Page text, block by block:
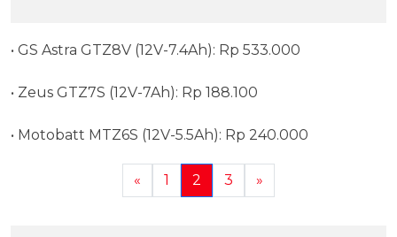
• GS Astra GTZ8V (12V-7.4Ah): Rp 533.000
• Zeus GTZ7S (12V-7Ah): Rp 188.100
• Motobatt MTZ6S (12V-5.5Ah): Rp 240.000
« 1 2 3 »